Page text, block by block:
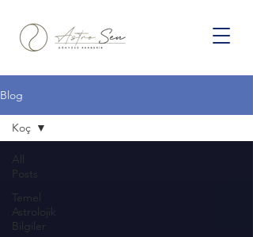
Blog
All
Posts
Temel
Astrolojik
Bilgiler
Koç